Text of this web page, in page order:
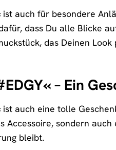
ist auch für besondere
dass Du alle Blicke
das Deinen
– Ein
ist auch eine tolle
Accessoire, sondern
bleibt.